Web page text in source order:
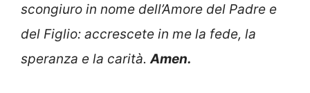
scongiuro in nome dell’Amore del Padre e
del Figlio: accrescete in me la fede, la
speranza e la carità.Amen.